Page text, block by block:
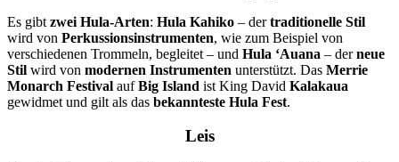
Es gibt zwei Hula-Arten: Hula Kahiko – dertraditionelle Stil
wird von Perkussionsinstrumenten, wie zum Beispiel von
verschiedenen Trommeln, begleitet – und Hula ‘Auana – derneue
Stil wird von modernen Instrumenten unterstützt. Das Merrie
Monarch Festival aufBig Island ist King David Kalakaua
gewidmet und gilt als das bekannteste Hula Fest.
Leis